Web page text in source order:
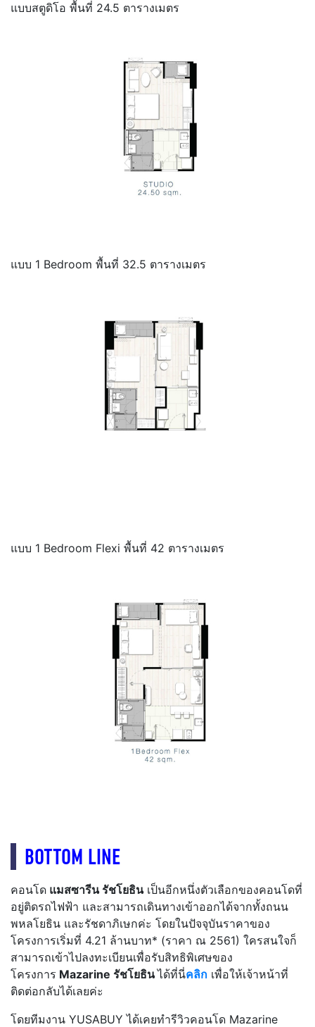
แบบสตูดิโอ พื้นที่ 24.5 ตารางเมตร
แบบ 1 Bedroom พื้นที่ 32.5 ตารางเมตร
แบบ 1 Bedroom Flexi พื้นที่ 42 ตารางเมตร
BOTTOM LINE
คอนโด แมสซารีน รัชโยธินเป็นอีกหนึ่งตัวเลือกของคอนโดที่
อยู่ติดรถไฟฟ้า และสามารถเดินทางเข้าออกได้จากทั้งถนน
พหลโยธิน และรัชดาภิเษกค่ะ โดยในปัจจุบันราคาของ
โครงการเริ่มที่ 4.21 ล้านบาท* (ราคา ณ 2561) ใครสนใจก็
สามารถเข้าไปลงทะเบียนเพื่อรับสิทธิพิเศษของ
โครงการ Mazarine รัชโยธินได้ที่นี่คลิก เพื่อให้เจ้าหน้าที่
ติดต่อกลับได้เลยค่ะ
โดยทีมงาน YUSABUY ได้เคยทำรีวิวคอนโด Mazarine